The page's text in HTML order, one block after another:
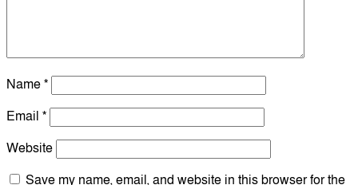
Name*
Email *
Website
Save my name, email, and website in this browser for the